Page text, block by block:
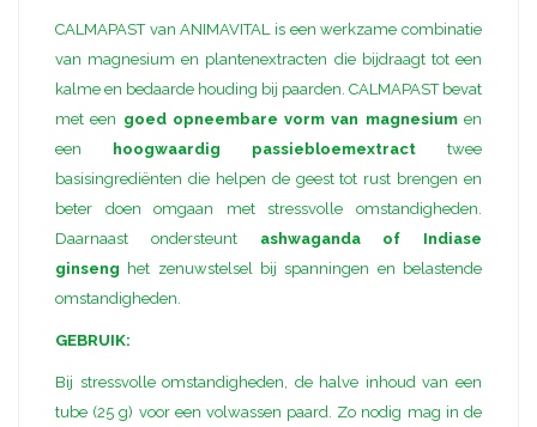
CALMAPAST van ANIMAVITAL is een werkzame combinatie
van magnesium en plantenextracten die bijdraagt tot een
kalme en bedaarde houding bij paarden. CALMAPAST bevat
met een goed opneembare vorm van magnesiumen
een
hoogwaardig passiebloemextract twee
basisingrediënten die helpen de geest tot rust brengen en
beter doen omgaan met stressvolle omstandigheden.
Daarnaast ondersteunt ashwaganda of Indiase
ginseng het zenuwstelsel bij spanningen en belastende
omstandigheden.
GEBRUIK:
Bij stressvolle omstandigheden, de halve inhoud van een
tube (25 g) voor een volwassen paard. Zo nodig mag in de